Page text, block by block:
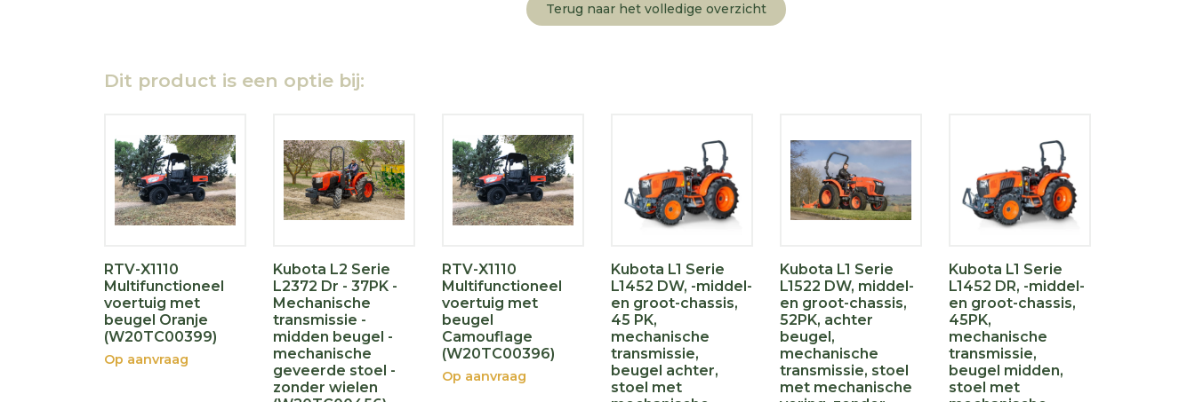
Terug naar het volledige overzicht
Dit product is een optie bij:
RTV-X1110
Multifunctioneel
voertuig met
beugel Oranje
(W20TC00399)
Op aanvraag
Kubota L2 Serie
L2372 Dr - 37PK -
Mechanische
transmissie -
midden beugel -
mechanische
geveerde stoel -
zonder wielen
RTV-X1110
Multifunctioneel
voertuig met
beugel
Camouflage
(W20TC00396)
Op aanvraag
Kubota L1 Serie
L1452 DW, -middel-
en groot-chassis,
45 PK,
mechanische
transmissie,
beugel achter,
stoel met
Kubota L1 Serie
L1522 DW, middel-
en groot-chassis,
52PK, achter
beugel,
mechanische
transmissie, stoel
met mechanische
Kubota L1 Serie
L1452 DR, -middel-
en groot-chassis,
45PK,
mechanische
transmissie,
beugel midden,
stoel met